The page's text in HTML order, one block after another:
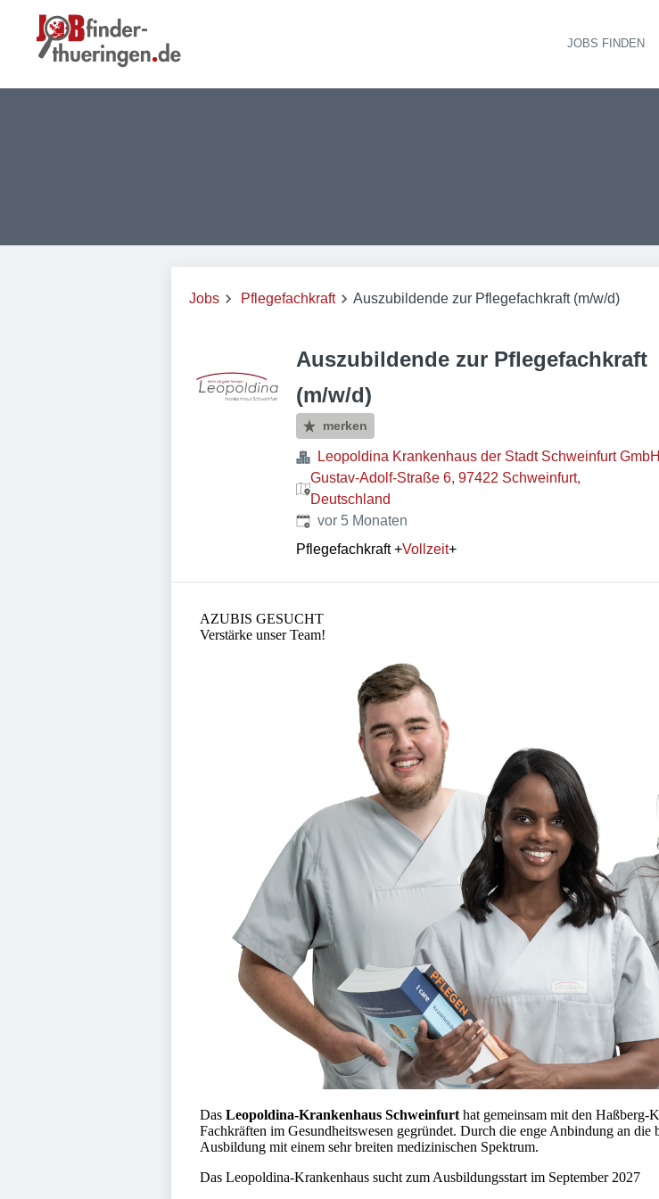
JOBS FINDEN
Jobs Pflegefachkraft Auszubildende zur Pflegefachkraft (m/w/d)
Auszubildende zur Pflegefachkraft
(m/w/d)
merken
Leopoldina Krankenhaus der Stadt Schweinfurt GmbH
Gustav-Adolf-Straße 6, 97422 Schweinfurt,
Deutschland
Veröffentlicht:
vor 5 Monaten
Pflegefachkraft +Vollzeit+